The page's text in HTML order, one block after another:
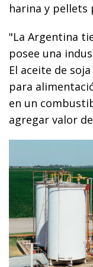
harina y pellets
"La Argentina
posee una
El aceite de
para
en un
agregar valor